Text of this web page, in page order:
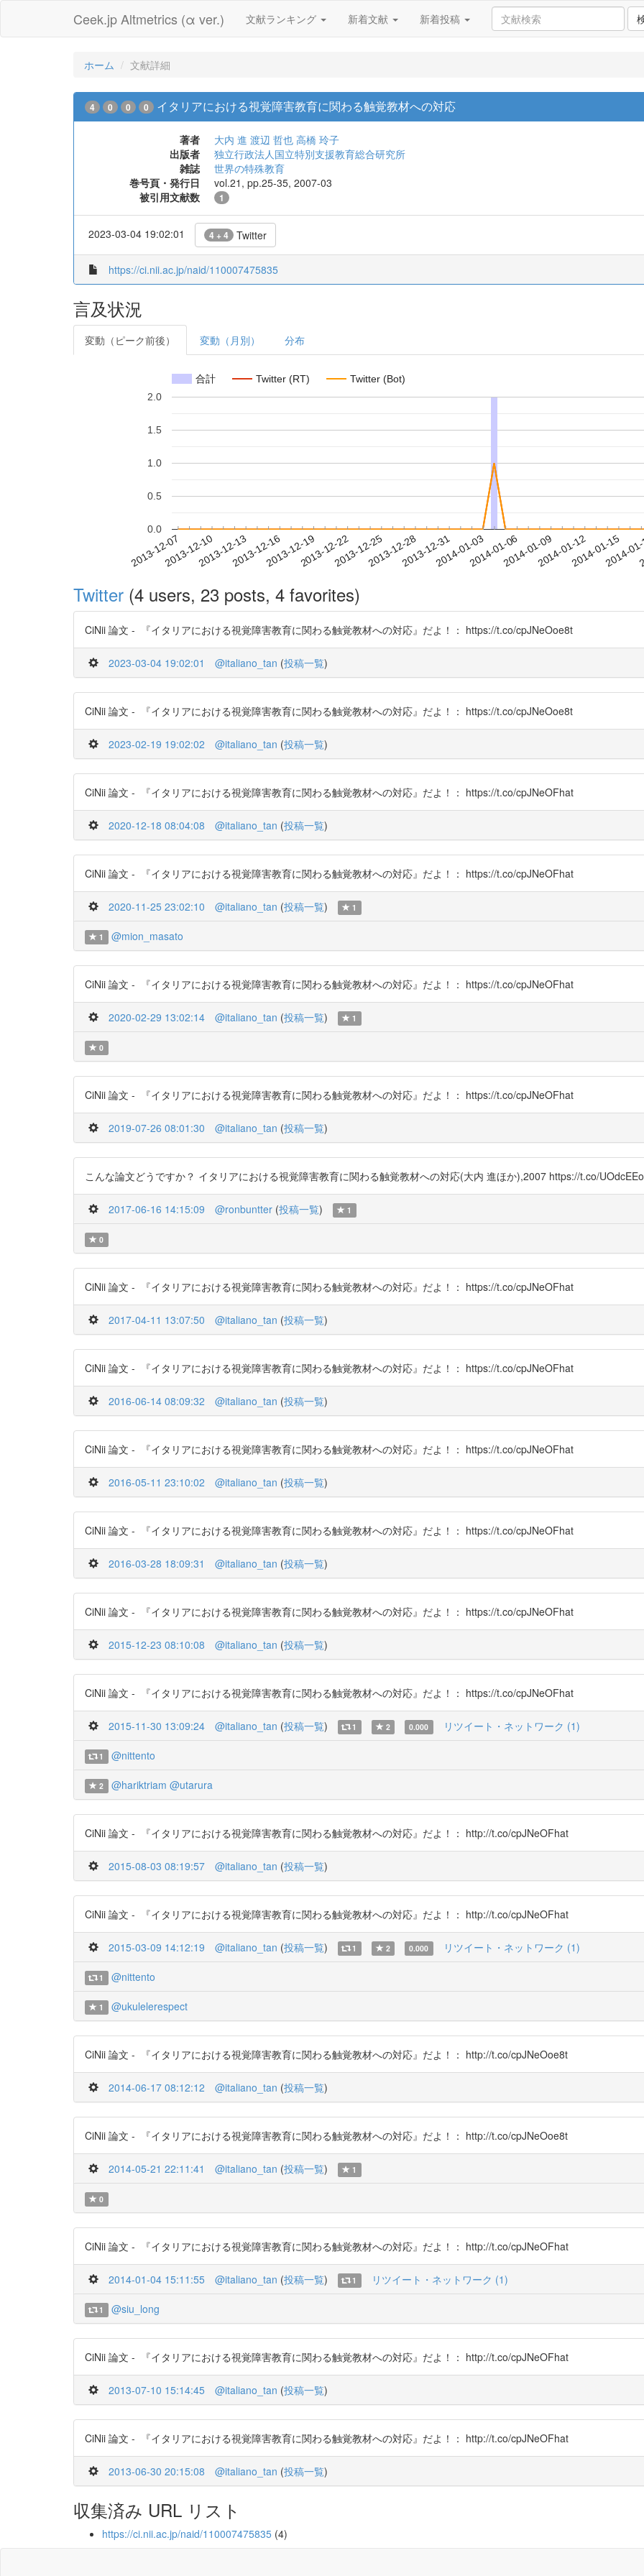
Ceek.jp Altmetrics (α ver.) 文献ランキング 新着文献 新着投稿
ホーム 文献詳細
4 0 0 0 イタリアにおける視覚障害教育に関わる触覚教材への対応
著者 大内 進 渡辺 哲也 高橋 玲子
出版者
独立行政法人国立特別支援教育総合研究所
雑誌
世界の特殊教育
巻号頁・発行日
vol.21, pp.25-35, 2007-03
被引用文献数
1
2023-03-04 19:02:01 4 + 4 Twitter
https://ci.nii.ac.jp/naid/110007475835
言及状況
変動（ピーク前後） 変動（月別） 分布
合計 Twitter (RT) Twitter (Bot)
2013-12-072013-12-102013-12-132013-12-162013-12-192013-12-222013-12-252013-12-282013-12-312014-01-032014-01-062014-01-092014-01-122014-01-15
2014-
0.0
0.5
1.0
1.5
2.0
Twitter (4 users, 23 posts, 4 favorites)
CiNii 論文 - 『イタリアにおける視覚障害教育に関わる触覚教材への対応』だよ！： https://t.co/cpJNeOoe8t
2023-03-04 19:02:01 @italiano_tan (投稿一覧)
CiNii 論文 - 『イタリアにおける視覚障害教育に関わる触覚教材への対応』だよ！： https://t.co/cpJNeOoe8t
2023-02-19 19:02:02 @italiano_tan (投稿一覧)
CiNii 論文 - 『イタリアにおける視覚障害教育に関わる触覚教材への対応』だよ！： https://t.co/cpJNeOFhat
2020-12-18 08:04:08 @italiano_tan (投稿一覧)
CiNii 論文 - 『イタリアにおける視覚障害教育に関わる触覚教材への対応』だよ！： https://t.co/cpJNeOFhat
2020-11-25 23:02:10 @italiano_tan (投稿一覧) 1
1 @mion_masato
CiNii 論文 - 『イタリアにおける視覚障害教育に関わる触覚教材への対応』だよ！： https://t.co/cpJNeOFhat
2020-02-29 13:02:14 @italiano_tan (投稿一覧) 1
0
CiNii 論文 - 『イタリアにおける視覚障害教育に関わる触覚教材への対応』だよ！： https://t.co/cpJNeOFhat
2019-07-26 08:01:30 @italiano_tan (投稿一覧)
こんな論文どうですか？ イタリアにおける視覚障害教育に関わる触覚教材への対応(大内 進ほか),2007 https://t.co/
2017-06-16 14:15:09 @ronbuntter (投稿一覧) 1
0
CiNii 論文 - 『イタリアにおける視覚障害教育に関わる触覚教材への対応』だよ！： https://t.co/cpJNeOFhat
2017-04-11 13:07:50 @italiano_tan (投稿一覧)
CiNii 論文 - 『イタリアにおける視覚障害教育に関わる触覚教材への対応』だよ！： https://t.co/cpJNeOFhat
2016-06-14 08:09:32 @italiano_tan (投稿一覧)
CiNii 論文 - 『イタリアにおける視覚障害教育に関わる触覚教材への対応』だよ！： https://t.co/cpJNeOFhat
2016-05-11 23:10:02 @italiano_tan (投稿一覧)
CiNii 論文 - 『イタリアにおける視覚障害教育に関わる触覚教材への対応』だよ！： https://t.co/cpJNeOFhat
2016-03-28 18:09:31 @italiano_tan (投稿一覧)
CiNii 論文 - 『イタリアにおける視覚障害教育に関わる触覚教材への対応』だよ！： https://t.co/cpJNeOFhat
2015-12-23 08:10:08 @italiano_tan (投稿一覧)
CiNii 論文 - 『イタリアにおける視覚障害教育に関わる触覚教材への対応』だよ！： https://t.co/cpJNeOFhat
2015-11-30 13:09:24 @italiano_tan (投稿一覧) 1 2 0.000 リツイート・ネットワーク (1)
1 @nittento
2 @hariktriam @utarura
CiNii 論文 - 『イタリアにおける視覚障害教育に関わる触覚教材への対応』だよ！： http://t.co/cpJNeOFhat
2015-08-03 08:19:57 @italiano_tan (投稿一覧)
CiNii 論文 - 『イタリアにおける視覚障害教育に関わる触覚教材への対応』だよ！： http://t.co/cpJNeOFhat
2015-03-09 14:12:19 @italiano_tan (投稿一覧) 1 2 0.000 リツイート・ネットワーク (1)
1 @nittento
1 @ukulelerespect
CiNii 論文 - 『イタリアにおける視覚障害教育に関わる触覚教材への対応』だよ！： http://t.co/cpJNeOoe8t
2014-06-17 08:12:12 @italiano_tan (投稿一覧)
CiNii 論文 - 『イタリアにおける視覚障害教育に関わる触覚教材への対応』だよ！： http://t.co/cpJNeOoe8t
2014-05-21 22:11:41 @italiano_tan (投稿一覧) 1
0
CiNii 論文 - 『イタリアにおける視覚障害教育に関わる触覚教材への対応』だよ！： http://t.co/cpJNeOFhat
2014-01-04 15:11:55 @italiano_tan (投稿一覧) 1 リツイート・ネットワーク (1)
1 @siu_long
CiNii 論文 - 『イタリアにおける視覚障害教育に関わる触覚教材への対応』だよ！： http://t.co/cpJNeOFhat
2013-07-10 15:14:45 @italiano_tan (投稿一覧)
CiNii 論文 - 『イタリアにおける視覚障害教育に関わる触覚教材への対応』だよ！： http://t.co/cpJNeOFhat
2013-06-30 20:15:08 @italiano_tan (投稿一覧)
収集済み URL リスト
https://ci.nii.ac.jp/naid/110007475835 (4)